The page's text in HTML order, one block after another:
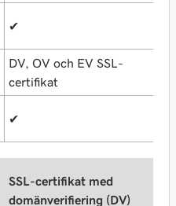
✔
DV, OV och EV SSL-
certifikat
✔
SSL-certifikat med
domänverifiering (DV)